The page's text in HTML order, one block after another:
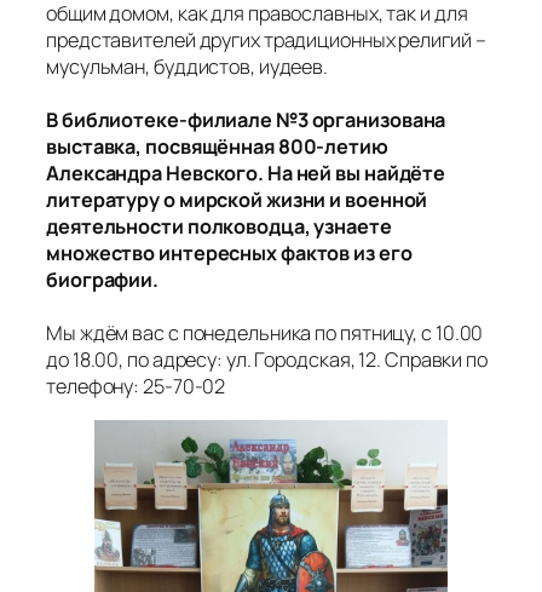
общим домом, как для православных, так и для
представителей других традиционных религий –
мусульман, буддистов, иудеев.
В библиотеке-филиале №3 организована
выставка, посвящённая 800-летию
Александра Невского. На ней вы найдёте
литературу о мирской жизни и военной
деятельности полководца, узнаете
множество интересных фактов из его
биографии.
Мы ждём вас с понедельника по пятницу, с 10.00
до 18.00, по адресу: ул. Городская, 12. Справки по
телефону: 25-70-02